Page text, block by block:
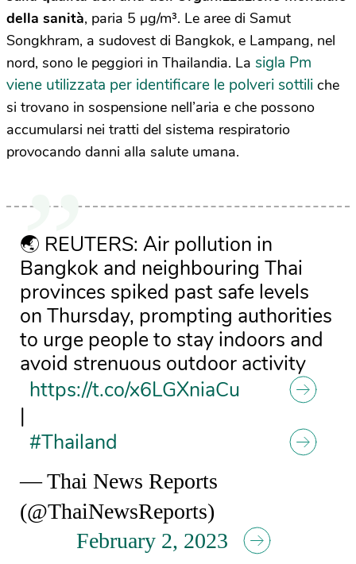
della sanità, paria 5 µg/m³. Le aree di Samut
Songkhram, a sudovest di Bangkok, e Lampang, nel
nord, sono le peggiori in Thailandia. La sigla Pm
viene utilizzata per identificare le polveri sottili che
si trovano in sospensione nell’aria e che possono
accumularsi nei tratti del sistema respiratorio
provocando danni alla salute umana.
🌏 REUTERS: Air pollution in
Bangkok and neighbouring Thai
provinces spiked past safe levels
on Thursday, prompting authorities
to urge people to stay indoors and
avoid strenuous outdoor activity
https://t.co/x6LGXniaCu
|
#Thailand
— Thai News Reports
(@ThaiNewsReports)
February 2, 2023